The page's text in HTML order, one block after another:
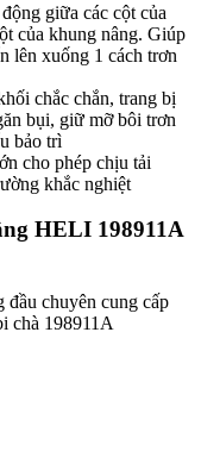
giữa các cột của
của khung nâng. Giúp
lên xuống 1 cách trơn
chắc chắn, trang bị
bụi, giữ mỡ bôi trơn
bảo trì
cho phép chịu tải
khắc nghiệt
HELI 198911A
chuyên cung cấp
chà 198911A